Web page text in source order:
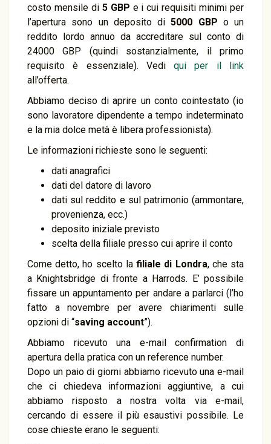
costo mensile di 5 GBP e i cui requisiti minimi per
l’apertura sono un deposito di5000 GBP o un
reddito lordo annuo da accreditare sul conto di
24000 GBP (quindi sostanzialmente, il primo
requisito è essenziale). Vediqui per il link
all’offerta.
Abbiamo deciso di aprire un conto cointestato (io
sono lavoratore dipendente a tempo indeterminato
e la mia dolce metà è libera professionista).
Le informazioni richieste sono le seguenti:
dati anagrafici
dati del datore di lavoro
dati sul reddito e sul patrimonio (ammontare,
provenienza, ecc.)
deposito iniziale previsto
scelta della filiale presso cui aprire il conto
Come detto, ho scelto lafiliale di Londra, che sta
a Knightsbridge di fronte a Harrods. E’ possibile
fissare un appuntamento per andare a parlarci (l’ho
fatto a novembre per avere chiarimenti sulle
opzioni di “saving account”).
Abbiamo ricevuto una e-mail confirmation di
apertura della pratica con un reference number.
Dopo un paio di giorni abbiamo ricevuto una e-mail
che ci chiedeva informazioni aggiuntive, a cui
abbiamo risposto a nostra volta via e-mail,
cercando di essere il più esaustivi possibile. Le
cose chieste erano le seguenti: